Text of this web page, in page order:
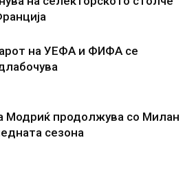
на УЕФА и ФИФА се
Модриќ продолжува со Милан
сезона